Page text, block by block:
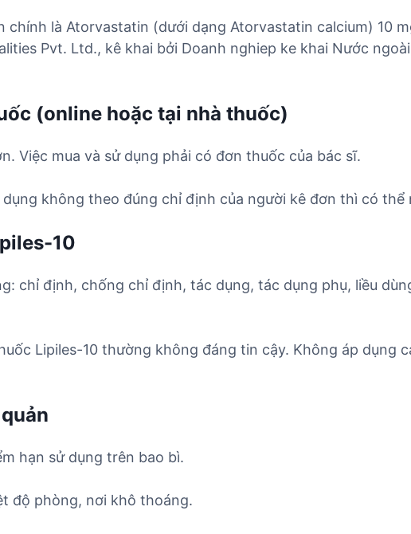
chính là Atorvastatin (dưới dạng Atorvastatin calcium) 10
Pvt. Ltd., kê khai bởi Doanh nghiep ke khai Nước
(online hoặc tại nhà thuốc)
Việc mua và sử dụng phải có đơn thuốc của bác sĩ.
không theo đúng chỉ định của người kê đơn thì có
10
chỉ định, chống chỉ định, tác dụng, tác dụng phụ, liều
Lipiles-10 thường không đáng tin cậy. Không áp dụng
hạn sử dụng trên bao bì.
độ phòng, nơi khô thoáng.